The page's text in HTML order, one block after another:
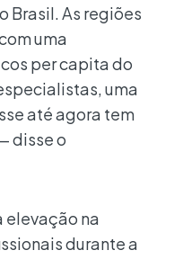
Brasil. As regiões
uma
per capita do
uma
até agora tem
disse o
elevação na
durante a